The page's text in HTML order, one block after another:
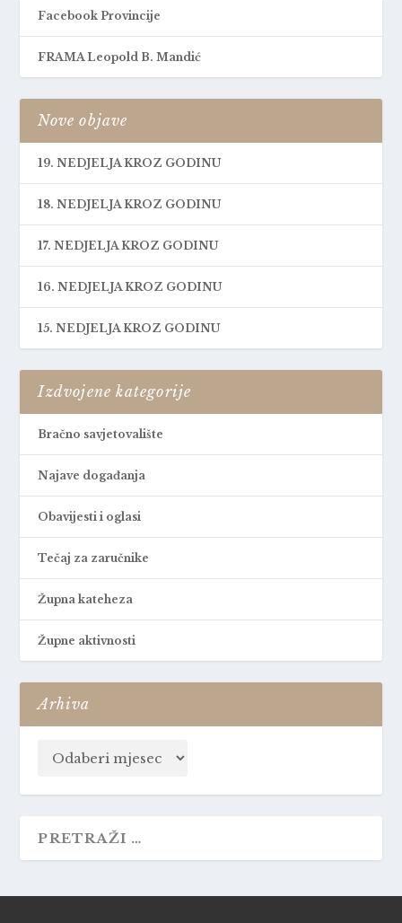
Facebook Provincije
FRAMA Leopold B. Mandić
Nove objave
19. NEDJELJA KROZ GODINU
18. NEDJELJA KROZ GODINU
17. NEDJELJA KROZ GODINU
16. NEDJELJA KROZ GODINU
15. NEDJELJA KROZ GODINU
Izdvojene kategorije
Bračno savjetovalište
Najave događanja
Obavijesti i oglasi
Tečaj za zaručnike
Župna kateheza
Župne aktivnosti
Arhiva